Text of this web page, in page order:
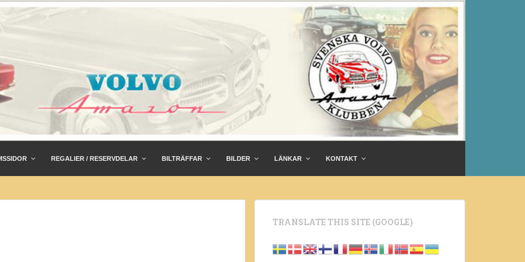
REGALIER / RESERVDELAR BILTRÄFFAR BILDER LÄNKAR KONTAKT
TRANSLATE THIS SITE (GOOGLE)